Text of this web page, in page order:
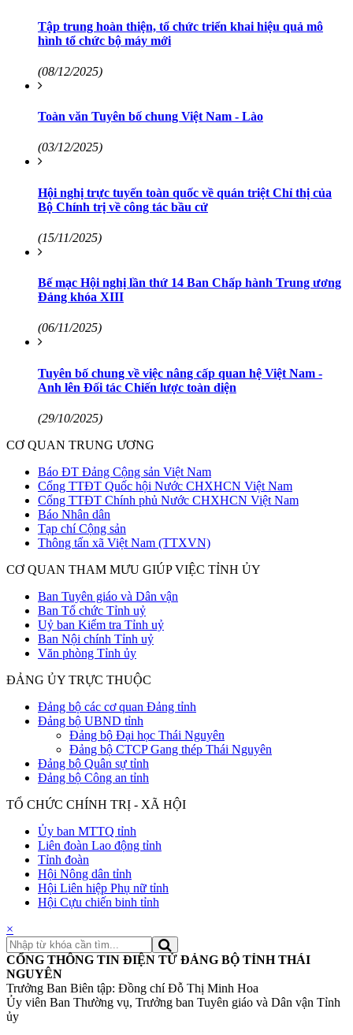
Tập trung hoàn thiện, tổ chức triển khai hiệu quả mô
hình tổ chức bộ máy mới
(08/12/2025)
Toàn văn Tuyên bố chung Việt Nam - Lào
(03/12/2025)
Hội nghị trực tuyến toàn quốc về quán triệt Chỉ thị của
Bộ Chính trị về công tác bầu cử
(15/11/2025)
Bế mạc Hội nghị lần thứ 14 Ban Chấp hành Trung ương
Đảng khóa XIII
(06/11/2025)
Tuyên bố chung về việc nâng cấp quan hệ Việt Nam -
Anh lên Đối tác Chiến lược toàn diện
(29/10/2025)
CƠ QUAN TRUNG ƯƠNG
Báo ĐT Đảng Cộng sản Việt Nam
Cổng TTĐT Quốc hội Nước CHXHCN Việt Nam
Cổng TTĐT Chính phủ Nước CHXHCN Việt Nam
Báo Nhân dân
Tạp chí Cộng sản
Thông tấn xã Việt Nam (TTXVN)
CƠ QUAN THAM MƯU GIÚP VIỆC TỈNH ỦY
Ban Tuyên giáo và Dân vận
Ban Tổ chức Tỉnh uỷ
Uỷ ban Kiểm tra Tỉnh uỷ
Ban Nội chính Tỉnh uỷ
Văn phòng Tỉnh ủy
ĐẢNG ỦY TRỰC THUỘC
Đảng bộ các cơ quan Đảng tỉnh
Đảng bộ UBND tỉnh
Đảng bộ Đại học Thái Nguyên
Đảng bộ CTCP Gang thép Thái Nguyên
Đảng bộ Quân sự tỉnh
Đảng bộ Công an tỉnh
TỔ CHỨC CHÍNH TRỊ - XÃ HỘI
Ủy ban MTTQ tỉnh
Liên đoàn Lao động tỉnh
Tỉnh đoàn
Hội Nông dân tỉnh
Hội Liên hiệp Phụ nữ tỉnh
Hội Cựu chiến binh tỉnh
×
CỔNG THÔNG TIN ĐIỆN TỬ ĐẢNG BỘ TỈNH THÁI
NGUYÊN
Trưởng Ban Biên tập: Đồng chí Đỗ Thị Minh Hoa
Ủy viên Ban Thường vụ, Trưởng ban Tuyên giáo và Dân vận Tỉnh
ủy